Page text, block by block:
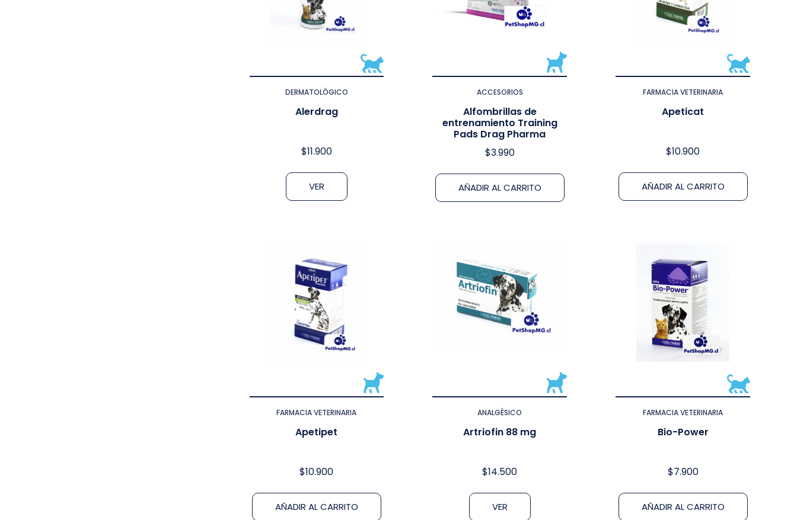
DERMATOLÓGICO
Alerdrag
$11.900
VER
ACCESORIOS
Alfombrillas de
entrenamiento Training
Pads Drag Pharma
$3.990
AÑADIR AL CARRITO
FARMACIA VETERINARIA
Apeticat
$10.900
AÑADIR AL CARRITO
FARMACIA VETERINARIA
Apetipet
$10.900
AÑADIR AL CARRITO
ANALGÉSICO
Artriofin 88 mg
$14.500
VER
FARMACIA VETERINARIA
Bio-Power
$7.900
AÑADIR AL CARRITO